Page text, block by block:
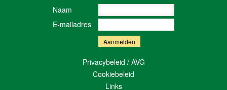
Naam
E-mailadres
Privacybeleid / AVG
Cookiebeleid
Links